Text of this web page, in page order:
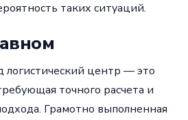
таких ситуаций.
логистический центр — это
точного расчета и
Грамотно выполненная